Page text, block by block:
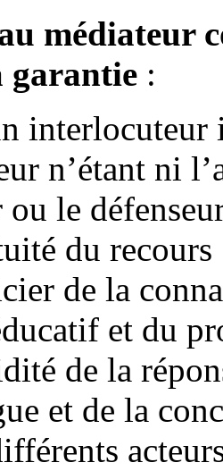
médiateur
garantie :
interlocuteur
n’étant ni
le
du recours
de la
et du
de la
et de la